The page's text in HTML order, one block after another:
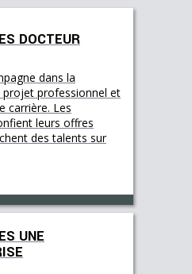
DOCTEUR
dans la
professionnel et
carrière. Les
leurs offres
des talents sur
UNE